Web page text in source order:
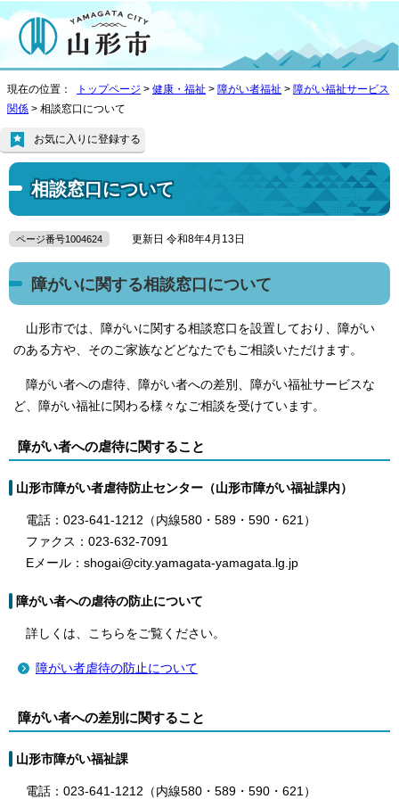
現在の位置： トップページ > 健康・福祉 > 障がい者福祉 > 障がい福祉サービス
関係 > 相談窓口について
相談窓口について
お気に入りに登録する
ページ番号1004624 更新日 令和8年4月13日
障がいに関する相談窓口について
山形市では、障がいに関する相談窓口を設置しており、障がい
のある方や、そのご家族などどなたでもご相談いただけます。
障がい者への虐待、障がい者への差別、障がい福祉サービスな
ど、障がい福祉に関わる様々なご相談を受けています。
障がい者への虐待に関すること
山形市障がい者虐待防止センター（山形市障がい福祉課内）
電話：023-641-1212（内線580・589・590・621）
ファクス：023-632-7091
Eメール：shogai@city.yamagata-yamagata.lg.jp
障がい者への虐待の防止について
詳しくは、こちらをご覧ください。
障がい者虐待の防止について
障がい者への差別に関すること
山形市障がい福祉課
電話：023-641-1212（内線580・589・590・621）